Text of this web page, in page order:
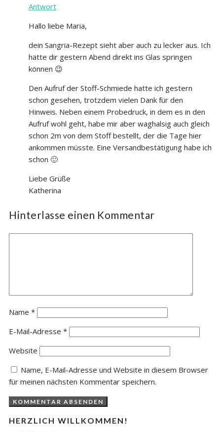
Antwort
Hallo liebe Maria,
dein Sangria-Rezept sieht aber auch zu lecker aus. Ich
hätte dir gestern Abend direkt ins Glas springen
können 😉
Den Aufruf der Stoff-Schmiede hatte ich gestern
schon gesehen, trotzdem vielen Dank für den
Hinweis. Neben einem Probedruck, in dem es in den
Aufruf wohl geht, habe mir aber waghalsig auch gleich
schon 2m von dem Stoff bestellt, der die Tage hier
ankommen müsste. Eine Versandbestätigung habe ich
schon 🙂
Liebe Grüße
Katherina
Hinterlasse einen Kommentar
Name *
E-Mail-Adresse *
Website
Name, E-Mail-Adresse und Website in diesem Browser
für meinen nächsten Kommentar speichern.
HERZLICH WILLKOMMEN!